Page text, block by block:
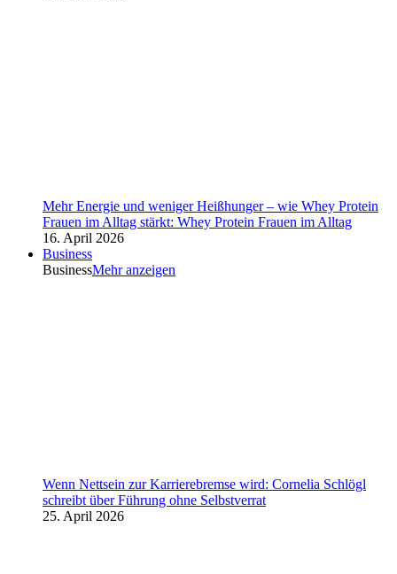
Mehr Energie und weniger Heißhunger – wie Whey Protein
Frauen im Alltag stärkt: Whey Protein Frauen im Alltag
16. April 2026
Business
BusinessMehr anzeigen
Wenn Nettsein zur Karrierebremse wird: Cornelia Schlögl
schreibt über Führung ohne Selbstverrat
25. April 2026